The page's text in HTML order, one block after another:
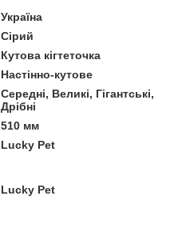
Україна
Сірий
Кутова кігтеточка
Настінно-кутове
Середні, Великі, Гігантські,
Дрібні
510 мм
Lucky Pet
Lucky Pet